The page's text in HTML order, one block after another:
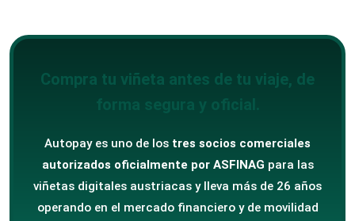
Compra tu viñeta antes de tu viaje, de
forma segura y oficial.
Autopay es uno de los tres socios comerciales
autorizados oficialmente por ASFINAG para las
viñetas digitales austriacas y lleva más de 26 años
operando en el mercado financiero y de movilidad